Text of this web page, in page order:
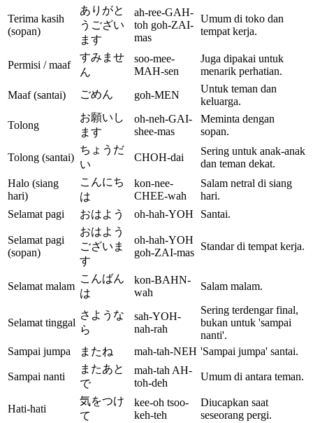
Terima kasih
(sopan)
ありがと
うござい
ます
ah-ree-GAH-
toh goh-ZAI-
mas
Umum di toko dan
tempat kerja.
Permisi / maaf
すみませ
ん
soo-mee-
MAH-sen
Juga dipakai untuk
menarik perhatian.
Maaf (santai)
ごめん goh-MEN
Untuk teman dan
keluarga.
Tolong
お願いし
ます
oh-neh-GAI-
shee-mas
Meminta dengan
sopan.
Tolong (santai)
ちょうだ
い
CHOH-dai
Sering untuk anak-anak
dan teman dekat.
Halo (siang
hari)
こんにち
は
kon-nee-
CHEE-wah
Salam netral di siang
hari.
Selamat pagi
おはよう oh-hah-YOH Santai.
Selamat pagi
(sopan)
おはよう
ございま
す
oh-hah-YOH
goh-ZAI-mas
Standar di tempat kerja.
Selamat malam
こんばん
は
kon-BAHN-
wah
Salam malam.
Selamat tinggal
さような
ら
sah-YOH-
nah-rah
Sering terdengar final,
bukan untuk 'sampai
nanti'.
Sampai jumpa
またね mah-tah-NEH 'Sampai jumpa' santai.
Sampai nanti
またあと
で
mah-tah AH-
toh-deh
Umum di antara teman.
Hati-hati
気をつけ
て
kee-oh tsoo-
keh-teh
Diucapkan saat
seseorang pergi.